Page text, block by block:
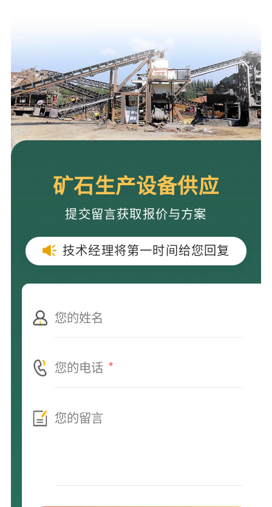
矿石生产设备供应
提交留言获取报价与方案
技术经理将第一时间给您回复
*